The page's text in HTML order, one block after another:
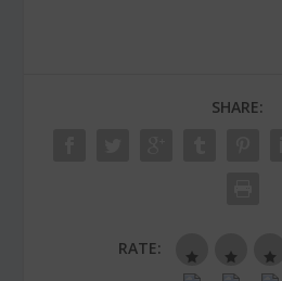
SHARE:
RATE: